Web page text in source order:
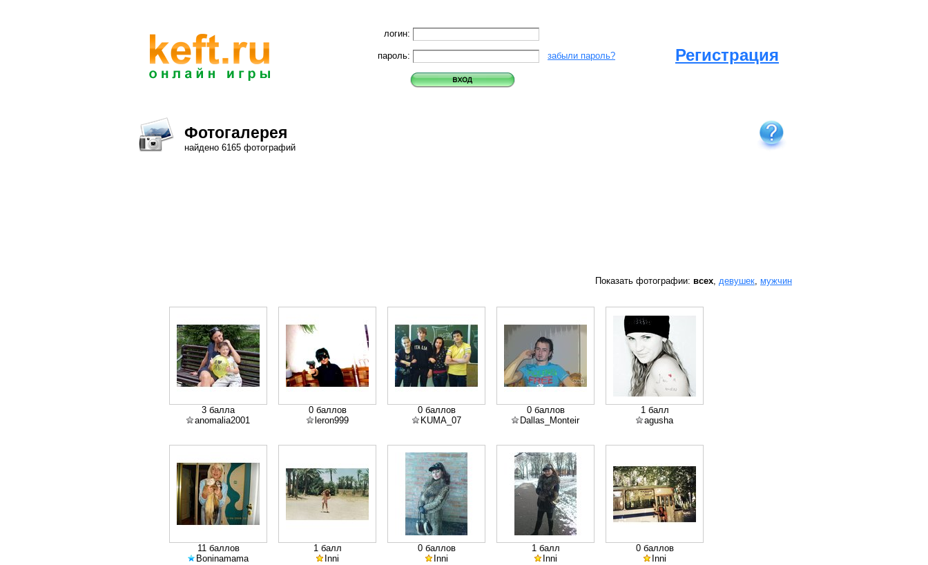
Регистрация
логин:
пароль: забыли пароль?
Фотогалерея
найдено 6165 фотографий
Показать фотографии: всех, девушек, мужчин
3 балла
anomalia2001
0 баллов
leron999
0 баллов
KUMA_07
0 баллов
Dallas_Monteir
1 балл
agusha
11 баллов
Boninamama
1 балл
Inni
0 баллов
Inni
1 балл
Inni
0 баллов
Inni